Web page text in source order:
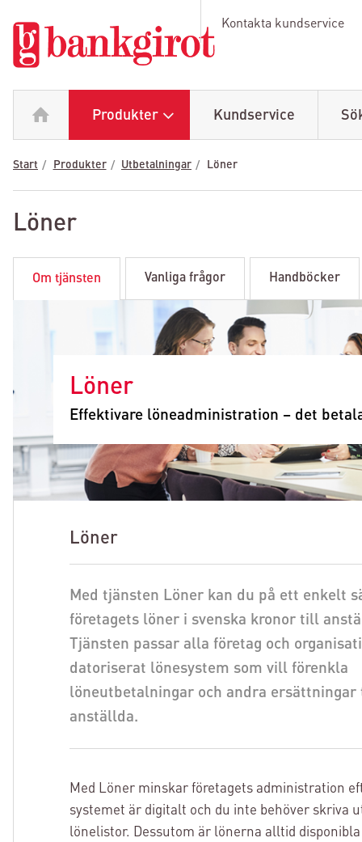
Kontakta kundservice
Produkter Kundservice
Start Produkter Utbetalningar Löner
Löner
Om tjänsten Vanliga frågor Handböcker
Löner
Effektivare löneadministration – det
Löner
Med tjänsten Löner kan du på ett enkelt
företagets löner i svenska kronor till
Tjänsten passar alla företag och
datoriserat lönesystem som vill förenkla
löneutbetalningar och andra
anställda.
Med Löner minskar företagets administration
systemet är digitalt och du inte behöver skriva
lönelistor. Dessutom är lönerna alltid